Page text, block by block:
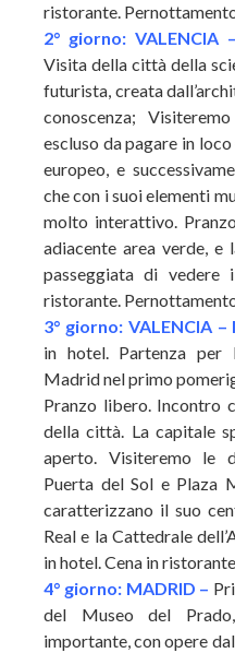
ristorante.
2° giorno: VALENCIA –
Visita della città della
futurista, creata
conoscenza;
escluso da pagare in
europeo, e
che con i suoi elementi
molto interattivo.
adiacente area verde,
passeggiata di vedere
ristorante.
3° giorno: VALENCIA –
in hotel. Partenza
Madrid nel primo
Pranzo libero. Incontro
della città. La capitale
aperto. Visiteremo le
Puerta del Sol e Plaza
caratterizzano il suo
Real e la Cattedrale
in hotel. Cena in
4° giorno: MADRID –
del Museo del
importante, con opere